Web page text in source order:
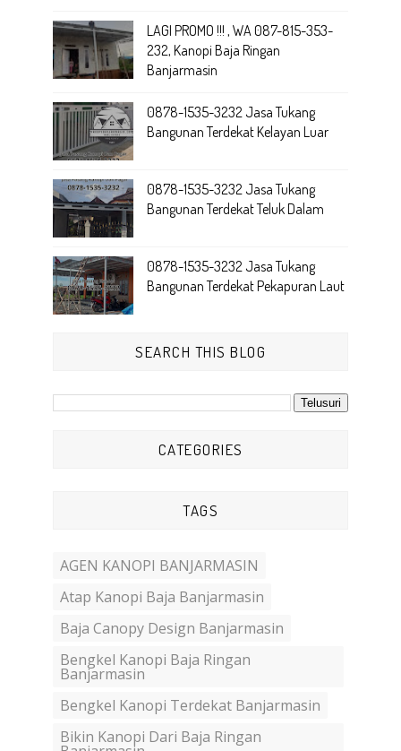
LAGI PROMO !!! , WA 087-815-353-
232, Kanopi Baja Ringan
Banjarmasin
0878-1535-3232 Jasa Tukang
Bangunan Terdekat Kelayan Luar
0878-1535-3232 Jasa Tukang
Bangunan Terdekat Teluk Dalam
0878-1535-3232 Jasa Tukang
Bangunan Terdekat Pekapuran Laut
SEARCH THIS BLOG
CATEGORIES
TAGS
AGEN KANOPI BANJARMASIN
Atap Kanopi Baja Banjarmasin
Baja Canopy Design Banjarmasin
Bengkel Kanopi Baja Ringan
Banjarmasin
Bengkel Kanopi Terdekat Banjarmasin
Bikin Kanopi Dari Baja Ringan